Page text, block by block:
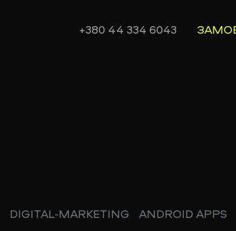
+380 44 334 6043
DIGITAL-MARKETING ANDROID APPS